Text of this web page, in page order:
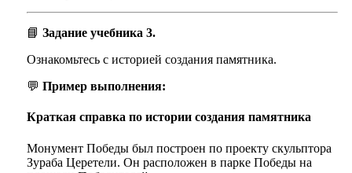
📘 Задание учебника 3.
Ознакомьтесь с историей создания памятника.
💬 Пример выполнения:
Краткая справка по истории создания памятника
Монумент Победы был построен по проекту скульптора
Зураба Церетели. Он расположен в парке Победы на